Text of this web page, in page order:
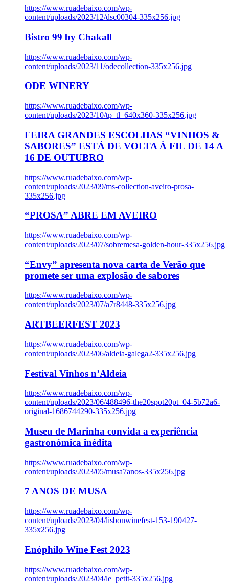
https://www.ruadebaixo.com/wp-
content/uploads/2023/12/dsc00304-335x256.jpg
Bistro 99 by Chakall
https://www.ruadebaixo.com/wp-
content/uploads/2023/11/odecollection-335x256.jpg
ODE WINERY
https://www.ruadebaixo.com/wp-
content/uploads/2023/10/tp_tl_640x360-335x256.jpg
FEIRA GRANDES ESCOLHAS “VINHOS &
SABORES” ESTÁ DE VOLTA À FIL DE 14 A
16 DE OUTUBRO
https://www.ruadebaixo.com/wp-
content/uploads/2023/09/ms-collection-aveiro-prosa-
335x256.jpg
“PROSA” ABRE EM AVEIRO
https://www.ruadebaixo.com/wp-
content/uploads/2023/07/sobremesa-golden-hour-335x256.jpg
“Envy” apresenta nova carta de Verão que
promete ser uma explosão de sabores
https://www.ruadebaixo.com/wp-
content/uploads/2023/07/a7r8448-335x256.jpg
ARTBEERFEST 2023
https://www.ruadebaixo.com/wp-
content/uploads/2023/06/aldeia-galega2-335x256.jpg
Festival Vinhos n’Aldeia
https://www.ruadebaixo.com/wp-
content/uploads/2023/06/488496-the20spot20pt_04-5b72a6-
original-1686744290-335x256.jpg
Museu de Marinha convida a experiência
gastronómica inédita
https://www.ruadebaixo.com/wp-
content/uploads/2023/05/musa7anos-335x256.jpg
7 ANOS DE MUSA
https://www.ruadebaixo.com/wp-
content/uploads/2023/04/lisbonwinefest-153-190427-
335x256.jpg
Enóphilo Wine Fest 2023
https://www.ruadebaixo.com/wp-
content/uploads/2023/04/le_petit-335x256.jpg